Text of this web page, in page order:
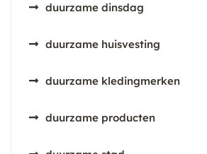
duurzame dinsdag
duurzame huisvesting
duurzame kledingmerken
duurzame producten